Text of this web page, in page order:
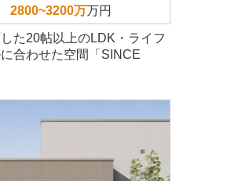
2800~3200万万円
た20帖以上のLDK・ライフ
合わせた空間「SINCE